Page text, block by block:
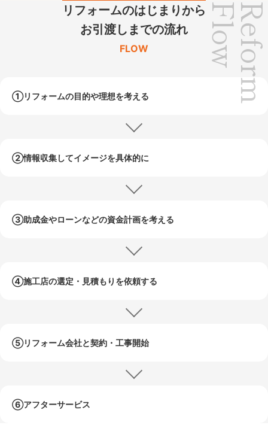
リフォームのはじまりから
お引渡しまでの流れ
FLOW
①リフォームの目的や理想を考える
②情報収集してイメージを具体的に
③助成金やローンなどの資金計画を考える
④施工店の選定・ 見積もりを依頼する
⑤リフォーム会社と契約・工事開始
⑥アフターサービス
Flow